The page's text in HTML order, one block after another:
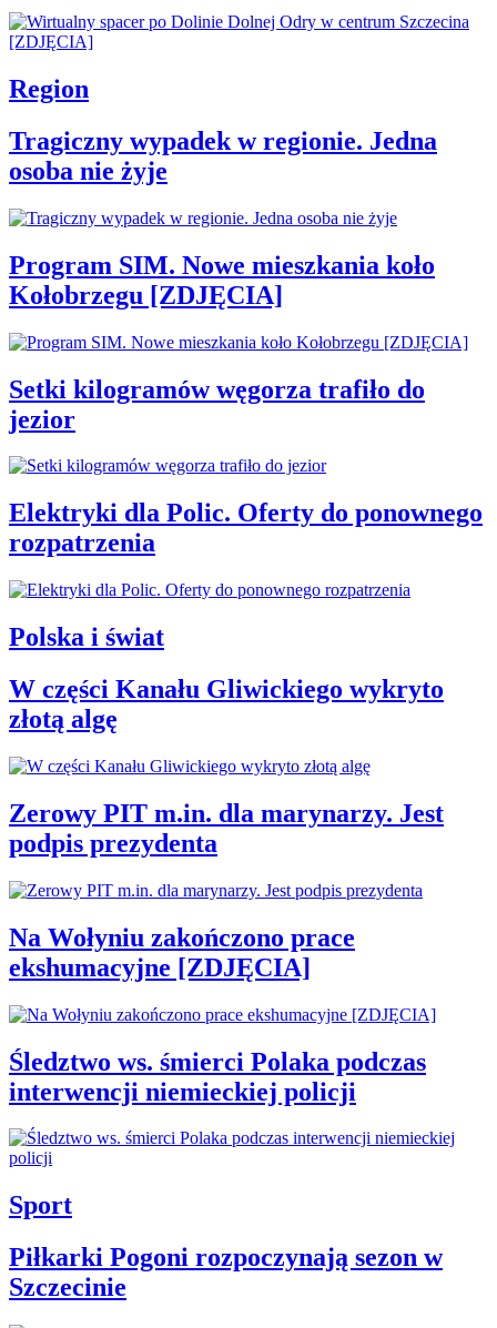
Region
Tragiczny wypadek w regionie. Jedna
osoba nie żyje
Program SIM. Nowe mieszkania koło
Kołobrzegu [ZDJĘCIA]
Setki kilogramów węgorza trafiło do
jezior
Elektryki dla Polic. Oferty do ponownego
rozpatrzenia
Polska i świat
W części Kanału Gliwickiego wykryto
złotą algę
Zerowy PIT m.in. dla marynarzy. Jest
podpis prezydenta
Na Wołyniu zakończono prace
ekshumacyjne [ZDJĘCIA]
Śledztwo ws. śmierci Polaka podczas
interwencji niemieckiej policji
Sport
Piłkarki Pogoni rozpoczynają sezon w
Szczecinie